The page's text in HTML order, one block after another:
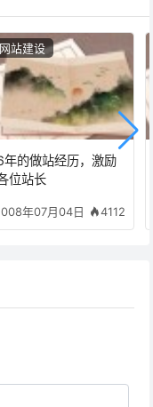
年的做站经历，激励
位站长
年07月04日 4112
网站建设